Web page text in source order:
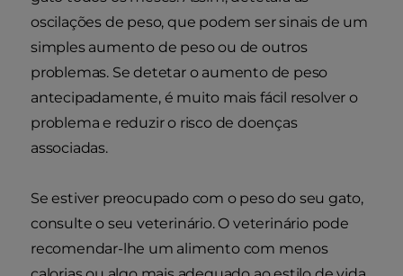
oscilações de peso, que podem ser sinais de um
simples aumento de peso ou de outros
problemas. Se detetar o aumento de peso
antecipadamente, é muito mais fácil resolver o
problema e reduzir o risco de doenças
associadas.
Se estiver preocupado com o peso do seu gato,
consulte o seu veterinário. O veterinário pode
recomendar-lhe um alimento com menos